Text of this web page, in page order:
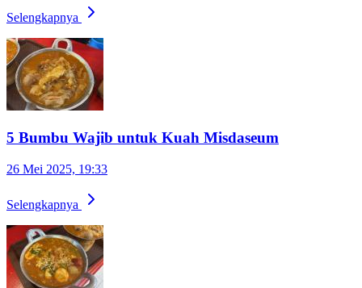
Selengkapnya
5 Bumbu Wajib untuk Kuah Misdaseum
26 Mei 2025, 19:33
Selengkapnya